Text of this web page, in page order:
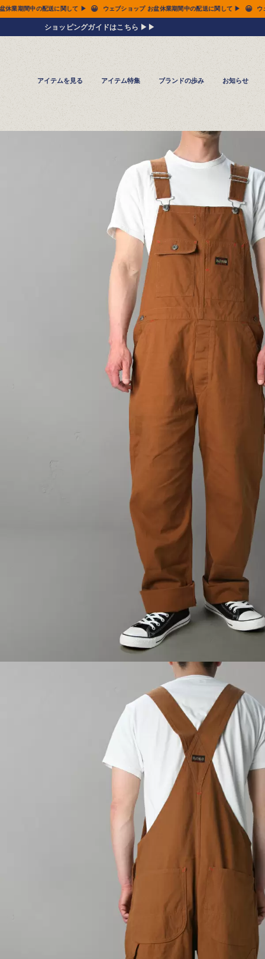
プ お盆休業期間中の配送に関して ▶ 😀 ウェブショップ お盆休業期間中の配送に関して ▶
ショッピングガイドはこちら ▶▶
アイテムを見る アイテム特集 ブランドの歩み お知らせ